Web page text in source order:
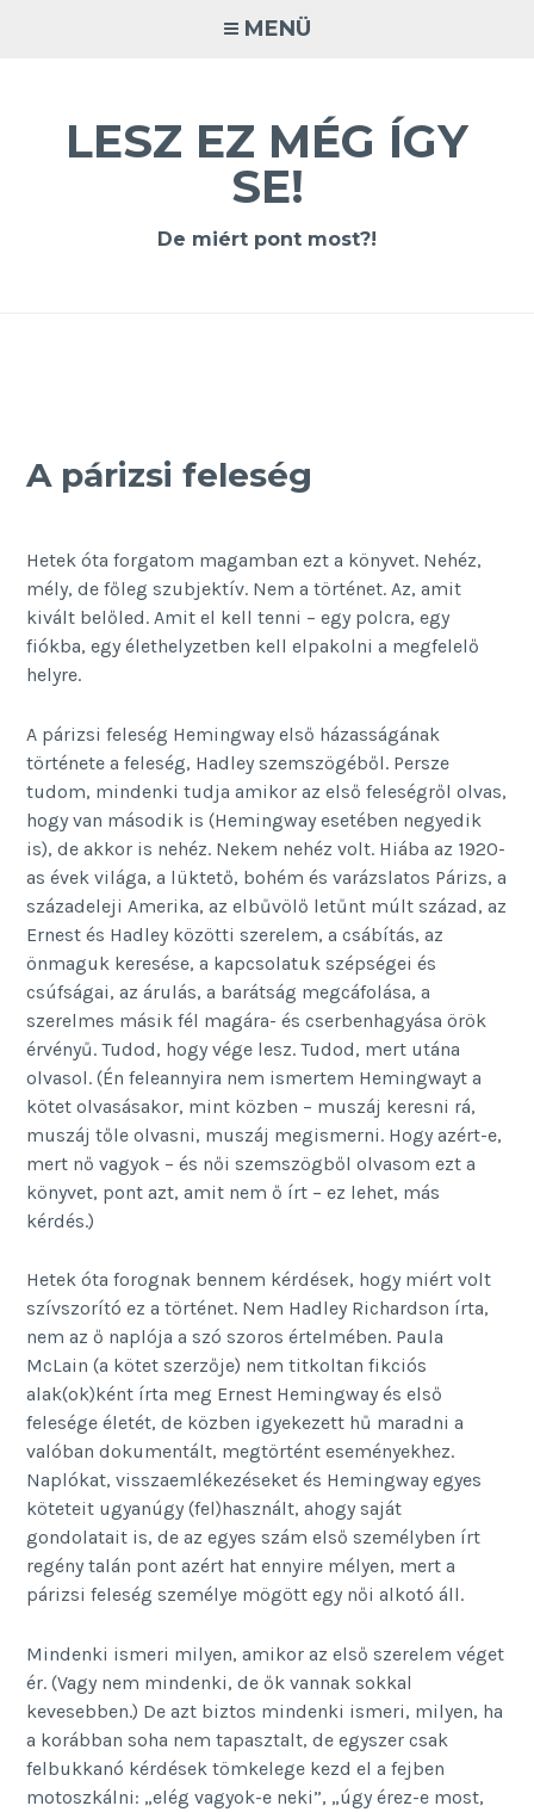
MENÜ
LESZ EZ MÉG ÍGY
SE!
De miért pont most?!
A párizsi feleség
Hetek óta forgatom magamban ezt a könyvet. Nehéz,
mély, de főleg szubjektív. Nem a történet. Az, amit
kivált belőled. Amit el kell tenni – egy polcra, egy
fiókba, egy élethelyzetben kell elpakolni a megfelelő
helyre.
A párizsi feleség Hemingway első házasságának
története a feleség, Hadley szemszögéből. Persze
tudom, mindenki tudja amikor az első feleségről olvas,
hogy van második is (Hemingway esetében negyedik
is), de akkor is nehéz. Nekem nehéz volt. Hiába az 1920-
as évek világa, a lüktető, bohém és varázslatos Párizs, a
századeleji Amerika, az elbűvölő letűnt múlt század, az
Ernest és Hadley közötti szerelem, a csábítás, az
önmaguk keresése, a kapcsolatuk szépségei és
csúfságai, az árulás, a barátság megcáfolása, a
szerelmes másik fél magára- és cserbenhagyása örök
érvényű. Tudod, hogy vége lesz. Tudod, mert utána
olvasol. (Én feleannyira nem ismertem Hemingwayt a
kötet olvasásakor, mint közben – muszáj keresni rá,
muszáj tőle olvasni, muszáj megismerni. Hogy azért-e,
mert nő vagyok – és női szemszögből olvasom ezt a
könyvet, pont azt, amit nem ő írt – ez lehet, más
kérdés.)
Hetek óta forognak bennem kérdések, hogy miért volt
szívszorító ez a történet. Nem Hadley Richardson írta,
nem az ő naplója a szó szoros értelmében. Paula
McLain (a kötet szerzője) nem titkoltan fikciós
alak(ok)ként írta meg Ernest Hemingway és első
felesége életét, de közben igyekezett hű maradni a
valóban dokumentált, megtörtént eseményekhez.
Naplókat, visszaemlékezéseket és Hemingway egyes
köteteit ugyanúgy (fel)használt, ahogy saját
gondolatait is, de az egyes szám első személyben írt
regény talán pont azért hat ennyire mélyen, mert a
párizsi feleség személye mögött egy női alkotó áll.
Mindenki ismeri milyen, amikor az első szerelem véget
ér. (Vagy nem mindenki, de ők vannak sokkal
kevesebben.) De azt biztos mindenki ismeri, milyen, ha
a korábban soha nem tapasztalt, de egyszer csak
felbukkanó kérdések tömkelege kezd el a fejben
motoszkálni: „elég vagyok-e neki”, „úgy érez-e most,